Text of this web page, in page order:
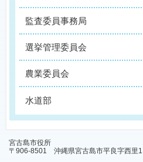
監査委員事務局
選挙管理委員会
農業委員会
水道部
宮古島市役所
〒906-8501 沖縄県宮古島市平良字西里